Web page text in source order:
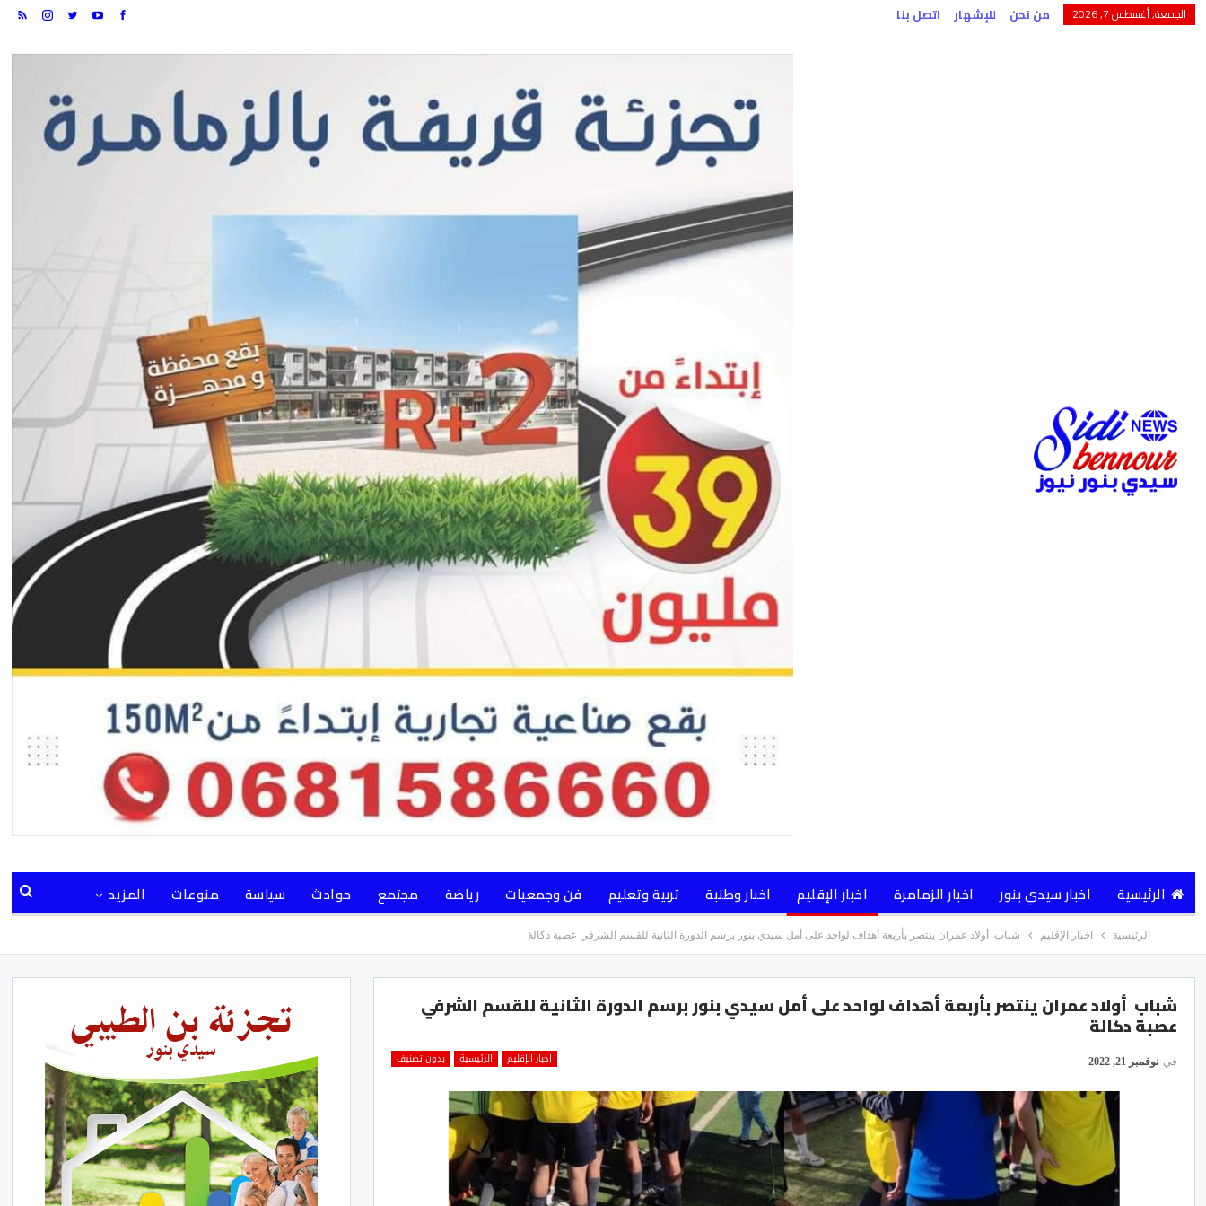
الجمعة, أغسطس 7, 2026 من نحن للإشهار اتصل بنا
الرئيسية اخبار سيدي بنور اخبار الزمامرة اخبار الإقليم اخبار وطنبة تربية وتعليم فن وجمعيات رياضة مجتمع حوادث سياسة منوعات المزيد
الرئيسية اخبار الإقليم شباب أولاد عمران ينتصر بأربعة أهداف لواحد على أمل سيدي بنور برسم الدورة الثانية للقسم الشرفي عصبة دكالة
شباب أولاد عمران ينتصر بأربعة أهداف لواحد على أمل سيدي بنور برسم الدورة الثانية للقسم الشرفي
عصبة دكالة
اخبار الإقليم الرئيسية بدون تصنيف في نوفمبر 21, 2022